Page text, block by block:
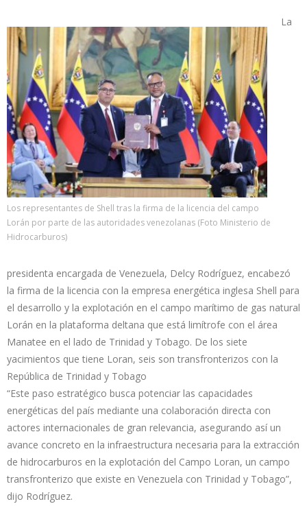
Los representantes de Shell tras la firma de la licencia del campo
Lorán por parte de las autoridades venezolanas (Foto Ministerio de
Hidrocarburos)
La
presidenta encargada de Venezuela, Delcy Rodríguez, encabezó
la firma de la licencia con la empresa energética inglesa Shell para
el desarrollo y la explotación en el campo marítimo de gas natural
Lorán en la plataforma deltana que está limítrofe con el área
Manatee en el lado de Trinidad y Tobago. De los siete
yacimientos que tiene Loran, seis son transfronterizos con la
República de Trinidad y Tobago
“Este paso estratégico busca potenciar las capacidades
energéticas del país mediante una colaboración directa con
actores internacionales de gran relevancia, asegurando así un
avance concreto en la infraestructura necesaria para la extracción
de hidrocarburos en la explotación del Campo Loran, un campo
transfronterizo que existe en Venezuela con Trinidad y Tobago”,
dijo Rodríguez.